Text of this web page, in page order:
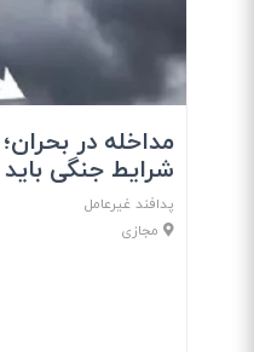
مداخله در
شرایط جنگی باید
پدافند غیرعامل
مجازی